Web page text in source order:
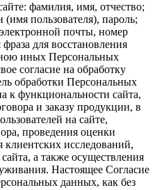
фамилия, имя, отчество;
пользователя), пароль;
почты, номер
для восстановления
иных Персональных
согласие на обработку
обработки Персональных
к функциональности сайта,
и заказу продукции, в
на сайте,
проведения оценки
клиентских исследований,
а также осуществления
Настоящее Согласие
данных, как без